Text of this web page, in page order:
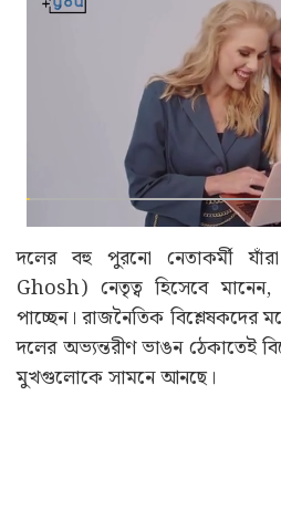
দলের বহু পুরনো নেতাকর্মী
Ghosh) নেতৃত্ব হিসেবে মানেন,
পাচ্ছেন। রাজনৈতিক
দলের অভ্যন্তরীণ ভাঙন ঠেকাতেই
মুখগুলোকে সামনে আনছে।